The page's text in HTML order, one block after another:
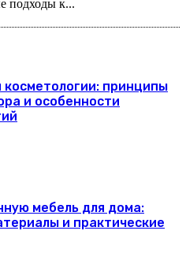
подходы к...
принципы
и особенности
мебель для дома:
и практические